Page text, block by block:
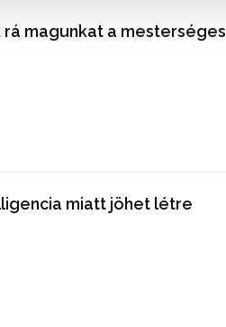
magunkat a mesterséges
miatt jöhet létre